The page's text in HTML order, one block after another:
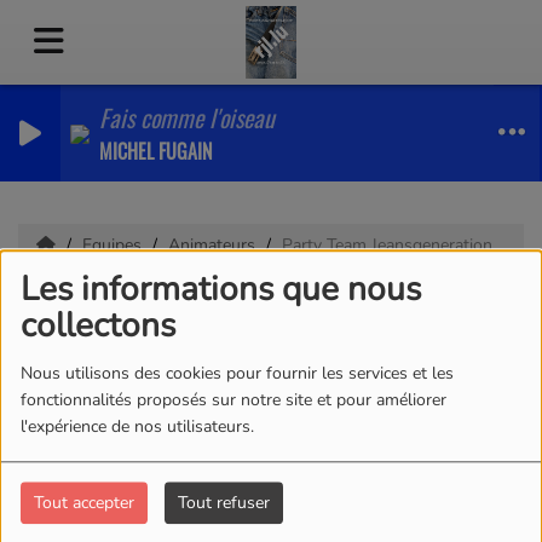
Les informations que nous
collectons
Nous utilisons des cookies pour fournir les services et les
fonctionnalités proposés sur notre site et pour améliorer
l'expérience de nos utilisateurs.
Tout accepter Tout refuser
Fais comme l'oiseau
MICHEL FUGAIN
Equipes Animateurs Party Team Jeansgeneration
Party Team
Jeansgeneration
Party Team Jeansgeneration